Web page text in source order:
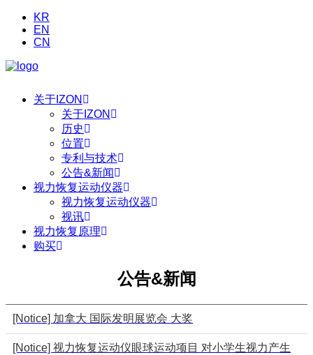
KR
EN
CN
关于IZON
关于IZON
历史
位置
专利与技术
公告&新闻
视力恢复运动仪器
视力恢复运动仪器
视讯
视力恢复原理
购买
公告&新闻
[Notice] 加拿大 国际发明展览会 大奖
[Notice] 视力恢复运动仪眼球运动项目 对小学生视力产生